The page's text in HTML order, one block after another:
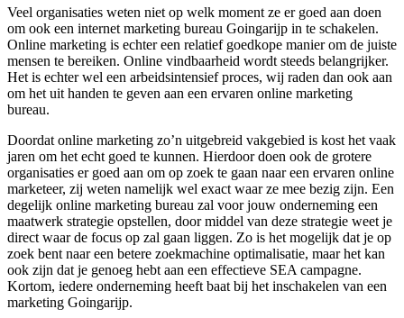
Veel organisaties weten niet op welk moment ze er goed aan doen
om ook een internet marketing bureau Goingarijp in te schakelen.
Online marketing is echter een relatief goedkope manier om de juiste
mensen te bereiken. Online vindbaarheid wordt steeds belangrijker.
Het is echter wel een arbeidsintensief proces, wij raden dan ook aan
om het uit handen te geven aan een ervaren online marketing
bureau.
Doordat online marketing zo’n uitgebreid vakgebied is kost het vaak
jaren om het echt goed te kunnen. Hierdoor doen ook de grotere
organisaties er goed aan om op zoek te gaan naar een ervaren online
marketeer, zij weten namelijk wel exact waar ze mee bezig zijn. Een
degelijk online marketing bureau zal voor jouw onderneming een
maatwerk strategie opstellen, door middel van deze strategie weet je
direct waar de focus op zal gaan liggen. Zo is het mogelijk dat je op
zoek bent naar een betere zoekmachine optimalisatie, maar het kan
ook zijn dat je genoeg hebt aan een effectieve SEA campagne.
Kortom, iedere onderneming heeft baat bij het inschakelen van een
marketing Goingarijp.